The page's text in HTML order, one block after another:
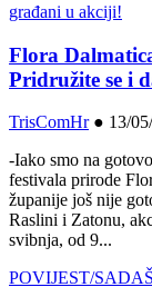
građani u akciji!
Flora
Pridružite se i
TrisComHr● 13/
-Iako smo na
festivala prirode
županije još nije
Raslini i Zatonu,
svibnja, od 9...
POVIJEST/